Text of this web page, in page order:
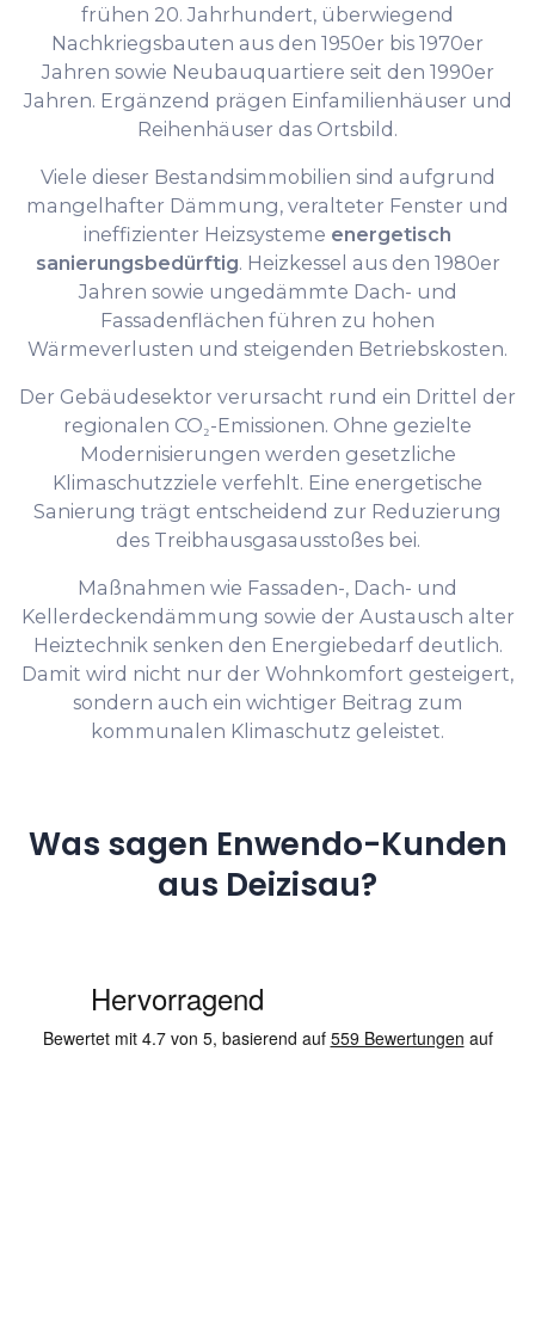
frühen 20. Jahrhundert, überwiegend
Nachkriegsbauten aus den 1950er bis 1970er
Jahren sowie Neubauquartiere seit den 1990er
Jahren. Ergänzend prägen Einfamilienhäuser und
Reihenhäuser das Ortsbild.
Viele dieser Bestandsimmobilien sind aufgrund
mangelhafter Dämmung, veralteter Fenster und
ineffizienter Heizsysteme energetisch
sanierungsbedürftig. Heizkessel aus den 1980er
Jahren sowie ungedämmte Dach- und
Fassadenflächen führen zu hohen
Wärmeverlusten und steigenden Betriebskosten.
Der Gebäudesektor verursacht rund ein Drittel der
regionalen CO₂-Emissionen. Ohne gezielte
Modernisierungen werden gesetzliche
Klimaschutzziele verfehlt. Eine energetische
Sanierung trägt entscheidend zur Reduzierung
des Treibhausgasausstoßes bei.
Maßnahmen wie Fassaden-, Dach- und
Kellerdeckendämmung sowie der Austausch alter
Heiztechnik senken den Energiebedarf deutlich.
Damit wird nicht nur der Wohnkomfort gesteigert,
sondern auch ein wichtiger Beitrag zum
kommunalen Klimaschutz geleistet.
Was sagen Enwendo-Kunden
aus Deizisau?